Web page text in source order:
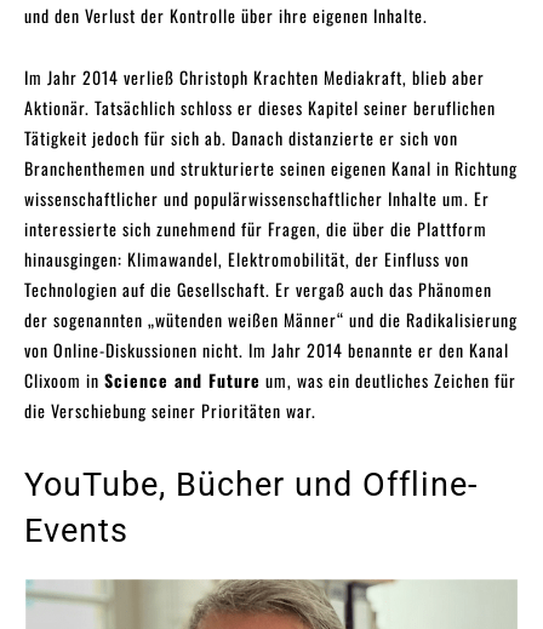
und den Verlust der Kontrolle über ihre eigenen Inhalte.
Im Jahr 2014 verließ Christoph Krachten Mediakraft, blieb aber
Aktionär. Tatsächlich schloss er dieses Kapitel seiner beruflichen
Tätigkeit jedoch für sich ab. Danach distanzierte er sich von
Branchenthemen und strukturierte seinen eigenen Kanal in Richtung
wissenschaftlicher und populärwissenschaftlicher Inhalte um. Er
interessierte sich zunehmend für Fragen, die über die Plattform
hinausgingen: Klimawandel, Elektromobilität, der Einfluss von
Technologien auf die Gesellschaft. Er vergaß auch das Phänomen
der sogenannten „wütenden weißen Männer“ und die Radikalisierung
von Online-Diskussionen nicht. Im Jahr 2014 benannte er den Kanal
Clixoom in Science and Future um, was ein deutliches Zeichen für
die Verschiebung seiner Prioritäten war.
YouTube, Bücher und Offline-
Events